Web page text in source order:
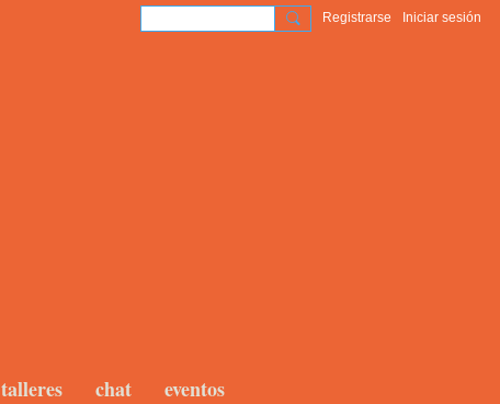
Registrarse Iniciar sesión
talleres chat eventos